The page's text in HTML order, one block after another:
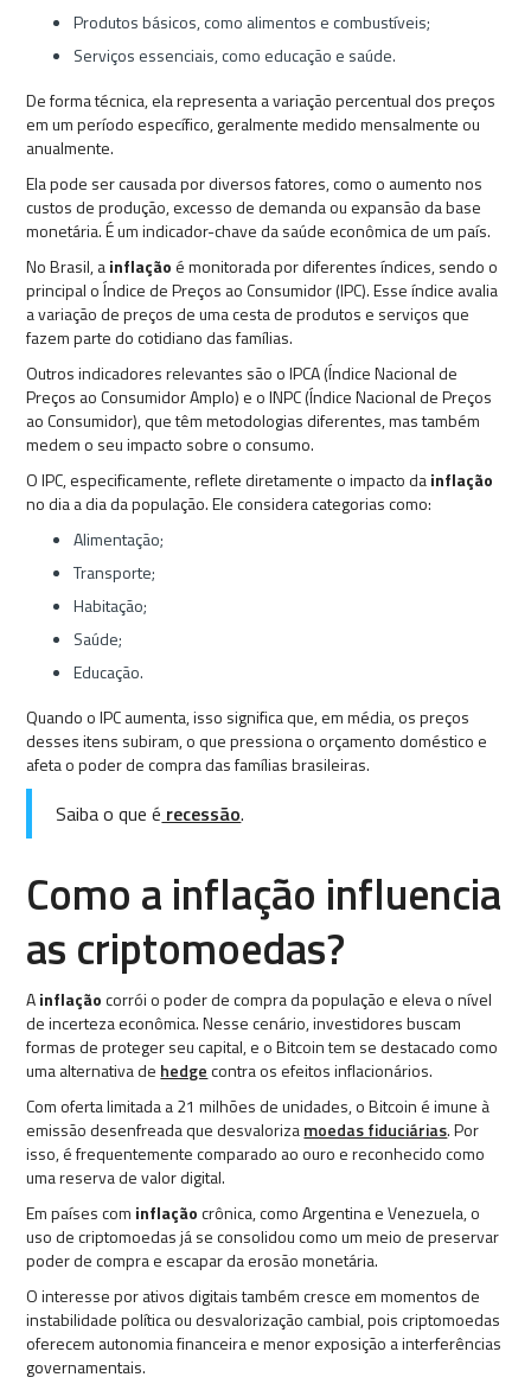
Produtos básicos, como alimentos e combustíveis;
Serviços essenciais, como educação e saúde.
De forma técnica, ela representa a variação percentual dos preços
em um período específico, geralmente medido mensalmente ou
anualmente.
Ela pode ser causada por diversos fatores, como o aumento nos
custos de produção, excesso de demanda ou expansão da base
monetária. É um indicador-chave da saúde econômica de um país.
No Brasil, ainflação é monitorada por diferentes índices, sendo o
principal o Índice de Preços ao Consumidor (IPC). Esse índice avalia
a variação de preços de uma cesta de produtos e serviços que
fazem parte do cotidiano das famílias.
Outros indicadores relevantes são o IPCA (Índice Nacional de
Preços ao Consumidor Amplo) e o INPC (Índice Nacional de Preços
ao Consumidor), que têm metodologias diferentes, mas também
medem o seu impacto sobre o consumo.
O IPC, especificamente, reflete diretamente o impacto dainflação
no dia a dia da população. Ele considera categorias como:
Alimentação;
Transporte;
Habitação;
Saúde;
Educação.
Quando o IPC aumenta, isso significa que, em média, os preços
desses itens subiram, o que pressiona o orçamento doméstico e
afeta o poder de compra das famílias brasileiras.
Saiba o que é recessão.
Como a inflação influencia
as criptomoedas?
Ainflaçãocorrói o poder de compra da população e eleva o nível
de incerteza econômica. Nesse cenário, investidores buscam
formas de proteger seu capital, e o Bitcoin tem se destacado como
uma alternativa de hedgecontra os efeitos inflacionários.
Com oferta limitada a 21 milhões de unidades, o Bitcoin é imune à
emissão desenfreada que desvalorizamoedas fiduciárias. Por
isso, é frequentemente comparado ao ouro e reconhecido como
uma reserva de valor digital.
Em países com inflaçãocrônica, como Argentina e Venezuela, o
uso de criptomoedas já se consolidou como um meio de preservar
poder de compra e escapar da erosão monetária.
O interesse por ativos digitais também cresce em momentos de
instabilidade política ou desvalorização cambial, pois criptomoedas
oferecem autonomia financeira e menor exposição a interferências
governamentais.